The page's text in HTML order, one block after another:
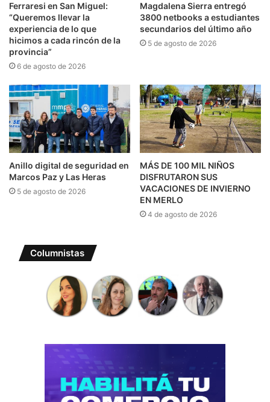
Ferraresi en San Miguel:
“Queremos llevar la
experiencia de lo que
hicimos a cada rincón de la
provincia”
6 de agosto de 2026
Magdalena Sierra entregó
3800 netbooks a estudiantes
secundarios del último año
5 de agosto de 2026
Anillo digital de seguridad en
Marcos Paz y Las Heras
5 de agosto de 2026
MÁS DE 100 MIL NIÑOS
DISFRUTARON SUS
VACACIONES DE INVIERNO
EN MERLO
4 de agosto de 2026
Columnistas